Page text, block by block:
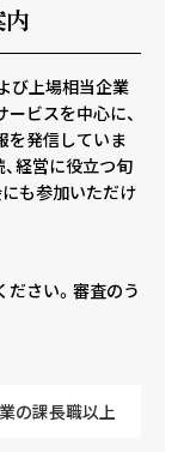
内
び上場相当企業
ビスを中心に、
を発信していま
経営に役立つ旬
も参加いただけ
さい。審査のう
の課長職以上